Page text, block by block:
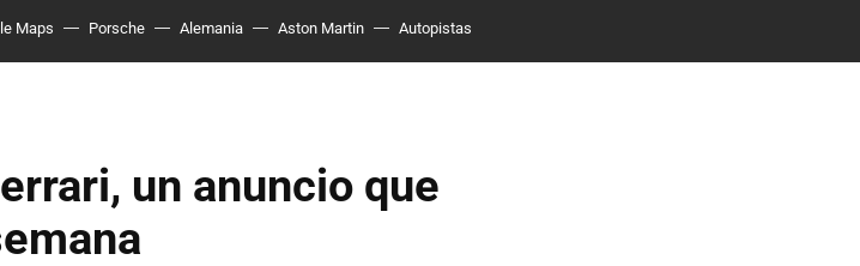
Maps Porsche Alemania Aston Martin Autopistas
un anuncio que